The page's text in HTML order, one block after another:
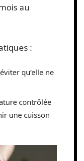
au
:
qu’elle ne
contrôlée
une cuisson